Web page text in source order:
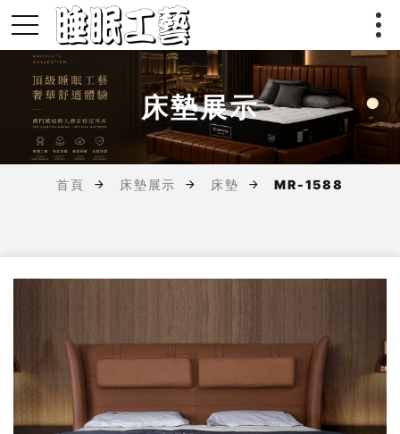
床墊展示
首頁 床墊展示 床墊 MR-1588